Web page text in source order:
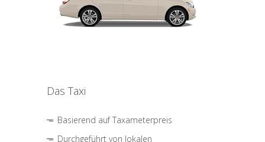
Das Taxi
Basierend auf Taxameterpreis
Durchgeführt von lokalen